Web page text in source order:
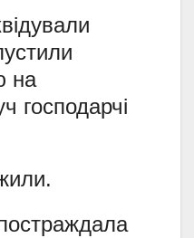
на
господарчі